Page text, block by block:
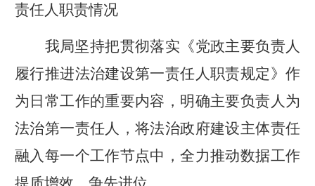
责任人职责情况
我局坚持把贯彻落实《党政主要负责人
履行推进法治建设第一责任人职责规定》作
为日常工作的重要内容，明确主要负责人为
法治第一责任人，将法治政府建设主体责任
融入每一个工作节点中，全力推动数据工作